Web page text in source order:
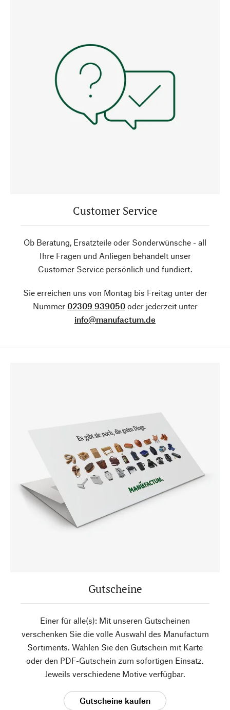
Customer Service
Ob Beratung, Ersatzteile oder Sonderwünsche - all
Ihre Fragen und Anliegen behandelt unser
Customer Service persönlich und fundiert.
Sie erreichen uns von Montag bis Freitag unter der
Nummer 02309 939050oder jederzeit unter
info@manufactum.de
Gutscheine
Einer für alle(s): Mit unseren Gutscheinen
verschenken Sie die volle Auswahl des Manufactum
Sortiments. Wählen Sie den Gutschein mit Karte
oder den PDF-Gutschein zum sofortigen Einsatz.
Jeweils verschiedene Motive verfügbar.
Gutscheine kaufen